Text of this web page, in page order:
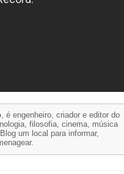
, é engenheiro, criador e editor do
filosofia, cinema, música
um local para informar,